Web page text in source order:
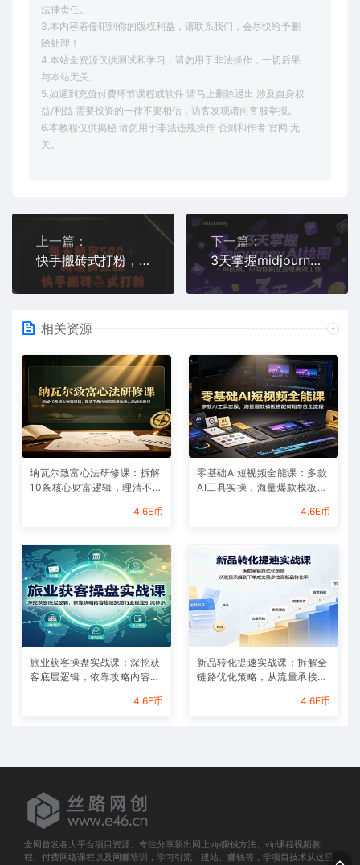
法律责任。
3.本内容若侵犯到你的版权利益，请联系我们，会尽快给予删
除处理！
4.本站全资源仅供测试和学习，请勿用于非法操作，一切后果
与本站无关。
5.如遇到充值付费环节课程或软件 请马上删除退出 涉及自身权
益/利益 需要投资的一律不要相信，访客发现请向客服举报。
6.本教程仅供揭秘 请勿用于非法违规操作 否则和作者 官网 无
关。
上一篇：
快手搬砖式打粉，每天稳定500+精准创业粉
下一篇：
3天掌握midjourneyAI绘图+AI视频，AI助你副业变现高效工作
相关资源
纳瓦尔致富心法研修课：拆解
10条核心财富逻辑，理清不靠
4.6E币
零基础AI短视频全能课：多款
AI工具实操，海量爆款模板搭
4.6E币
旅业获客操盘实战课：深挖获
客底层逻辑，依靠攻略内容搭
4.6E币
新品转化提速实战课：拆解全
链路优化策略，从流量承接到
4.6E币
全网首发各大平台项目资源、专注分享新出网上vip赚钱方法、vip课程视频教
程、付费网络课程以及网赚培训，学习引流、建站、赚钱等，学项目技术从这里